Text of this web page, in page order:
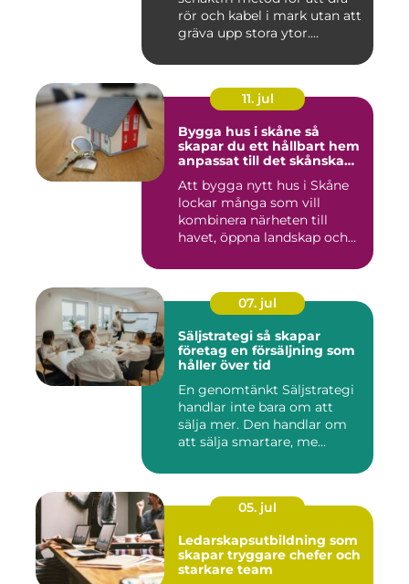
rör och kabel i mark utan att
gräva upp stora ytor....
11. jul
Bygga hus i skåne så
skapar du ett hållbart hem
anpassat till det skånska
Att bygga nytt hus i Skåne
lockar många som vill
kombinera närheten till
havet, öppna landskap och
07. jul
Säljstrategi så skapar
företag en försäljning som
håller över tid
En genomtänkt Säljstrategi
handlar inte bara om att
sälja mer. Den handlar om
att sälja smartare, me...
05. jul
Ledarskapsutbildning som
skapar tryggare chefer och
starkare team